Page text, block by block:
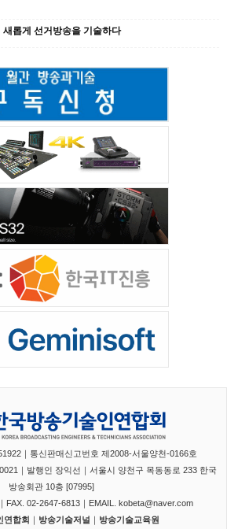
롭게 선거방송을 기술하다
｜통신판매신고번호 제2008-서울양천-0166호
｜발행인 장익선｜서울시 양천구 목동동로 233 한국
방송회관 10층 [07995]
FAX. 02-2647-6813｜EMAIL. kobeta@naver.com
연합회 ｜ 방송기술저널 ｜ 방송기술교육원